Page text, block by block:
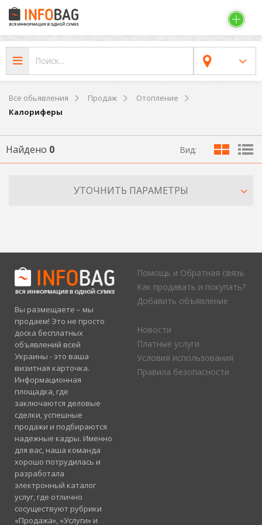
Все обьявления Продаж
Отопление
Калориферы
Найдено 0 Вид:
УТОЧНИТЬ ПАРАМЕТРЫ
Вы размещаете – мы
продаем! Это не просто
доска бесплатных
объявлений всей
Украины - это ваша
визитная карточка.
Информационная
площадка, где
заключаются деловые
сделки, успешные
продажи и подбираются
надежные кадры. Именно
для вас, наша команда
хорошо потрудилась и
разработала
электронный каталог
услуг, где отлично
сосуществуют рубрики
«Продажа», «Услуги» и
Помощь и Обратная связь
Как продавать и покупать?
Добавить объявление
Новости
Платные услуги
Условия использования
Правила безопасности